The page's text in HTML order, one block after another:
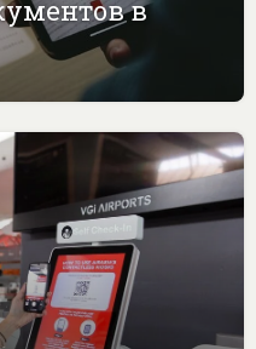
в